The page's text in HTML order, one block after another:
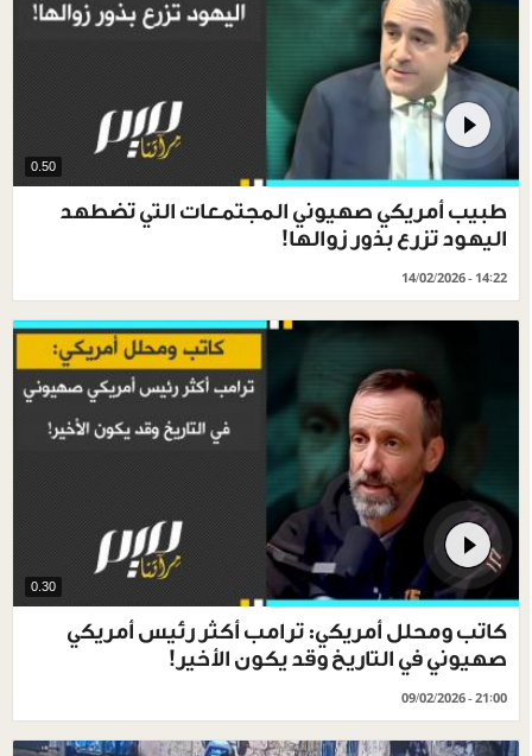
0.50
طبيب أمريكي صهيوني المجتمعات التي تضطهد
اليهود تزرع بذور زوالها!
14/02/2026 - 14:22
0.30
كاتب ومحلل أمريكي: ترامب أكثر رئيس أمريكي
صهيوني في التاريخ وقد يكون الأخير!
09/02/2026 - 21:00